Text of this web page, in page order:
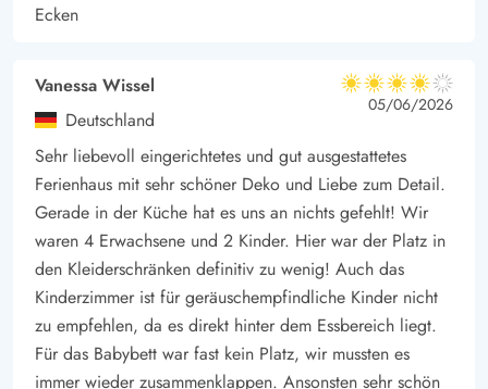
Ecken
Vanessa Wissel
Deutschland
4 von 5
4 von 5
4 out of 5
05/06/2026
Sehr liebevoll eingerichtetes und gut ausgestattetes
Ferienhaus mit sehr schöner Deko und Liebe zum Detail.
Gerade in der Küche hat es uns an nichts gefehlt! Wir
waren 4 Erwachsene und 2 Kinder. Hier war der Platz in
den Kleiderschränken definitiv zu wenig! Auch das
Kinderzimmer ist für geräuschempfindliche Kinder nicht
zu empfehlen, da es direkt hinter dem Essbereich liegt.
Für das Babybett war fast kein Platz, wir mussten es
immer wieder zusammenklappen. Ansonsten sehr schön